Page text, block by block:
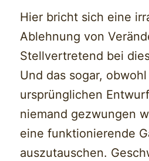
Hier bricht sich eine
Ablehnung von
Stellvertretend bei
Und das sogar,
ursprünglichen
niemand gezwungen
eine funktionierende
auszutauschen.